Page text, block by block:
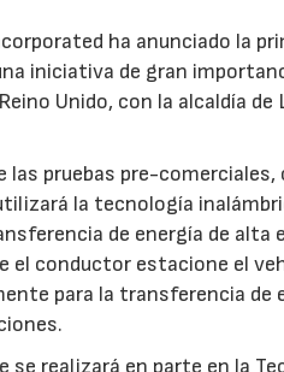
ha anunciado la
iniciativa de gran
Unido, con la alcaldía
las pruebas pre-
la tecnología
de energía de alta
el conductor estacione el
para la transferencia de
se realizará en parte en la